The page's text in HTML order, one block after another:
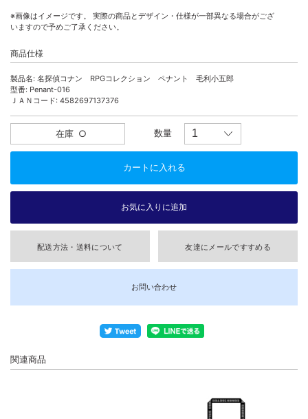
※画像はイメージです。 実際の商品とデザイン・仕様が一部異なる場合がござ
いますので予めご了承ください。
商品仕様
製品名: 名探偵コナン RPGコレクション ペナント 毛利小五郎
型番: Penant-016
ＪＡＮコード: 4582697137376
在庫 ○ 数量
配送方法・送料について 友達にメールですすめる
お問い合わせ
関連商品